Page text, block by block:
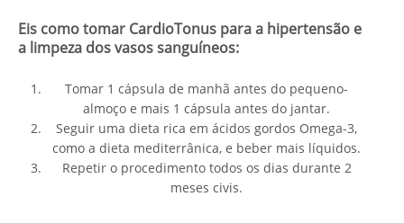
Eis como tomar CardioTonus para a hipertensão e
a limpeza dos vasos sanguíneos:
Tomar 1 cápsula de manhã antes do pequeno-
almoço e mais 1 cápsula antes do jantar.
Seguir uma dieta rica em ácidos gordos Omega-3,
como a dieta mediterrânica, e beber mais líquidos.
Repetir o procedimento todos os dias durante 2
meses civis.